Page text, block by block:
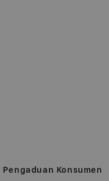
Pengaduan Konsumen